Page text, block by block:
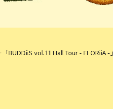
BUDDiiS vol.11 Hall Tour - FLORiiA -」